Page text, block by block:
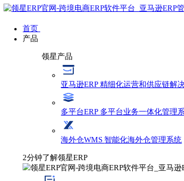
首页
领星产品
亚马逊ERP 精细化运营
多平台ERP多平台业务一
海外仓WMS智能化海外